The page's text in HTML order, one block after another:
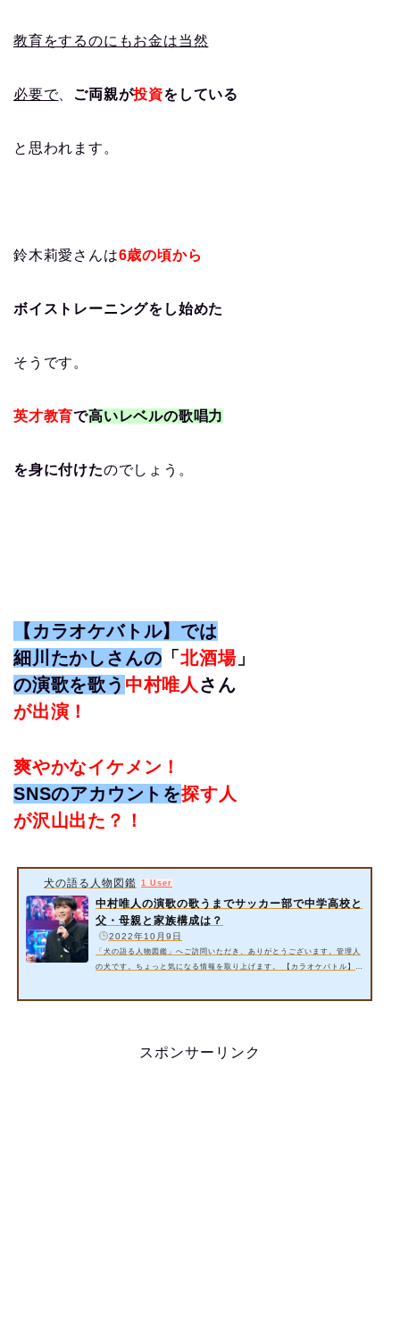
教育をするのにもお金は当然
必要で、 ご両親が投資をしている
と思われます。
鈴木莉愛さんは6歳の頃から
ボイストレーニングをし始めた
そうです。
英才教育で高いレベルの歌唱力
を身に付けたのでしょう。
【カラオケバトル】では
細川たかしさんの 「北酒場」
の演歌を歌う 中村唯人 さん
が出演！
爽やかなイケメン！
SNSのアカウントを探す人
が沢山出た？！
犬の語る人物図鑑 1 User
中村唯人の演歌の歌うまでサッカー部で中学高校と
父・母親と家族構成は？
2022年10月9日
「犬の語る人物図鑑」へご訪問いただき、ありがとうございます。管理人
の犬です。ちょっと気になる情報を取り上げます。 【カラオケバトル】で
スポンサーリンク